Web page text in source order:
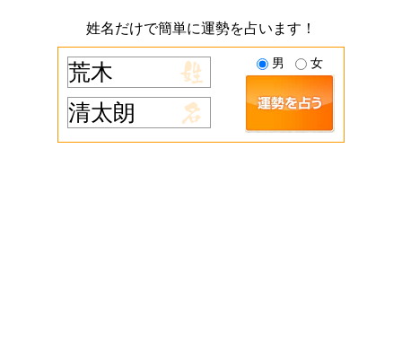
姓名だけで簡単に運勢を占います！
男 女